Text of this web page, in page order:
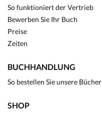
So funktioniert der Vertrieb
Bewerben Sie Ihr Buch
Preise
Zeiten
BUCHHANDLUNG
So bestellen Sie unsere Bücher
SHOP